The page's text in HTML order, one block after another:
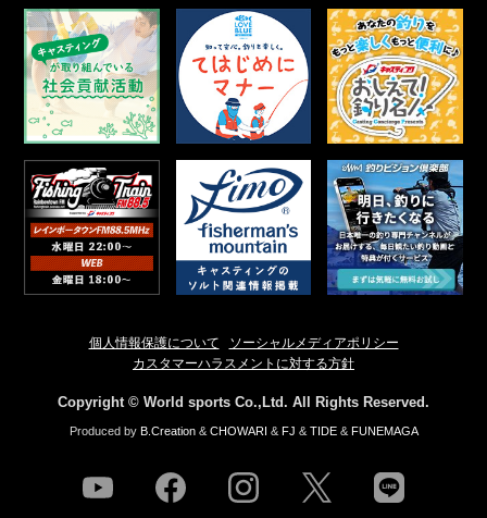
個人情報保護について
ソーシャルメディアポリシー
カスタマーハラスメントに対する方針
Copyright © World sports Co.,Ltd. All Rights Reserved.
Produced by B.Creation& CHOWARI & FJ & TIDE& FUNEMAGA
youtube facebook instagram line